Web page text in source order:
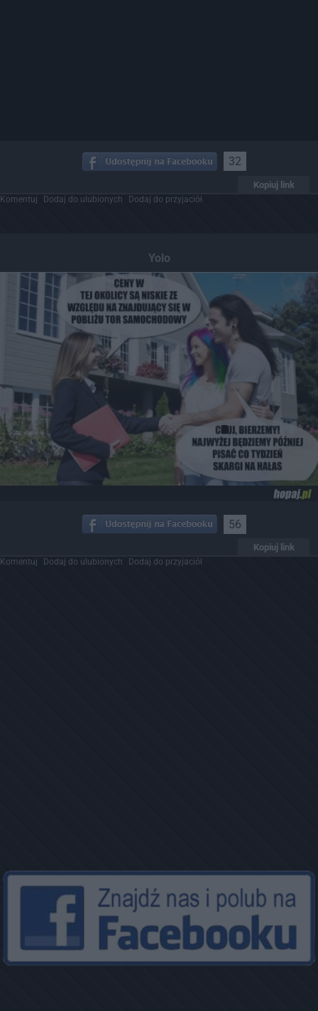
32
Kopiuj link
Komentuj Dodaj do ulubionych Dodaj do przyjaciół
Yolo
56
Kopiuj link
Komentuj Dodaj do ulubionych Dodaj do przyjaciół